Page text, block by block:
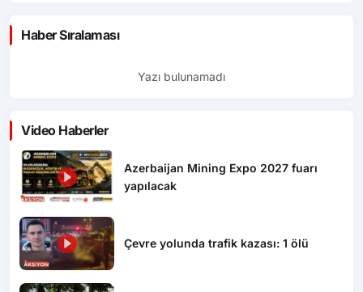
Haber Sıralaması
Yazı bulunamadı
Video Haberler
Azerbaijan Mining Expo 2027 fuarı
yapılacak
Çevre yolunda trafik kazası: 1 ölü